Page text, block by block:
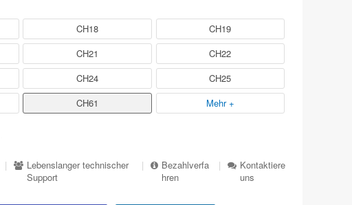
CH18
CH19
CH21
CH22
CH24
CH25
CH61 Mehr +
|
Lebenslanger technischer
Support
|
Bezahlverfa
hren
|
Kontaktiere
uns